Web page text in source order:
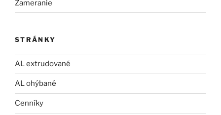
Zameranie
STRÁNKY
AL extrudované
AL ohýbané
Cenníky